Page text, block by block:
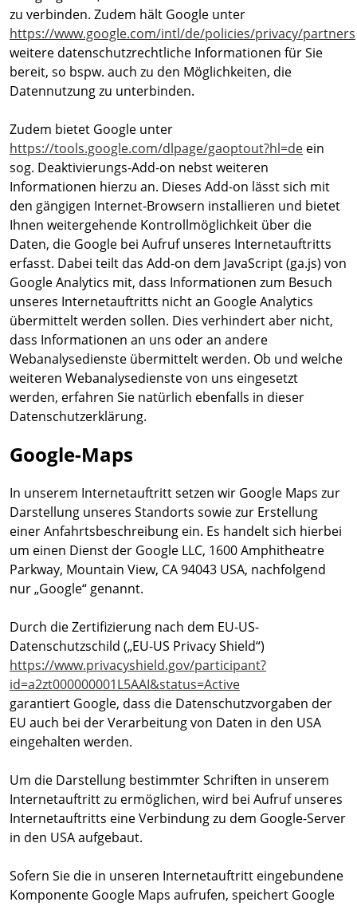
zu verbinden. Zudem hält Google unter
https://www.google.com/intl/de/policies/privacy/partners
weitere datenschutzrechtliche Informationen für Sie
bereit, so bspw. auch zu den Möglichkeiten, die
Datennutzung zu unterbinden.
Zudem bietet Google unter
https://tools.google.com/dlpage/gaoptout?hl=de ein
sog. Deaktivierungs-Add-on nebst weiteren
Informationen hierzu an. Dieses Add-on lässt sich mit
den gängigen Internet-Browsern installieren und bietet
Ihnen weitergehende Kontrollmöglichkeit über die
Daten, die Google bei Aufruf unseres Internetauftritts
erfasst. Dabei teilt das Add-on dem JavaScript (ga.js) von
Google Analytics mit, dass Informationen zum Besuch
unseres Internetauftritts nicht an Google Analytics
übermittelt werden sollen. Dies verhindert aber nicht,
dass Informationen an uns oder an andere
Webanalysedienste übermittelt werden. Ob und welche
weiteren Webanalysedienste von uns eingesetzt
werden, erfahren Sie natürlich ebenfalls in dieser
Datenschutzerklärung.
Google-Maps
In unserem Internetauftritt setzen wir Google Maps zur
Darstellung unseres Standorts sowie zur Erstellung
einer Anfahrtsbeschreibung ein. Es handelt sich hierbei
um einen Dienst der Google LLC, 1600 Amphitheatre
Parkway, Mountain View, CA 94043 USA, nachfolgend
nur „Google“ genannt.
Durch die Zertifizierung nach dem EU-US-
Datenschutzschild („EU-US Privacy Shield“)
https://www.privacyshield.gov/participant?
id=a2zt000000001L5AAI&status=Active
garantiert Google, dass die Datenschutzvorgaben der
EU auch bei der Verarbeitung von Daten in den USA
eingehalten werden.
Um die Darstellung bestimmter Schriften in unserem
Internetauftritt zu ermöglichen, wird bei Aufruf unseres
Internetauftritts eine Verbindung zu dem Google-Server
in den USA aufgebaut.
Sofern Sie die in unseren Internetauftritt eingebundene
Komponente Google Maps aufrufen, speichert Google